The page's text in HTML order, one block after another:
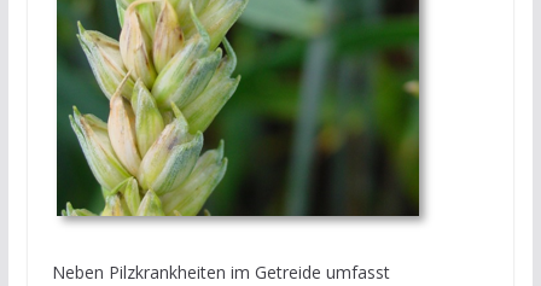
Neben Pilzkrankheiten im Getreide umfasst